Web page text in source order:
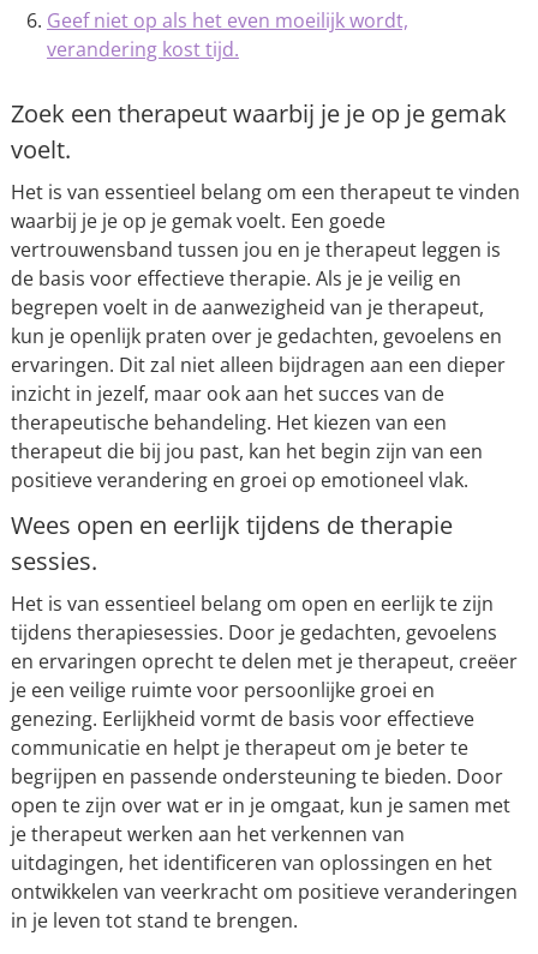
Geef niet op als het even moeilijk wordt,
verandering kost tijd.
Zoek een therapeut waarbij je je op je gemak
voelt.
Het is van essentieel belang om een therapeut te vinden
waarbij je je op je gemak voelt. Een goede
vertrouwensband tussen jou en je therapeut leggen is
de basis voor effectieve therapie. Als je je veilig en
begrepen voelt in de aanwezigheid van je therapeut,
kun je openlijk praten over je gedachten, gevoelens en
ervaringen. Dit zal niet alleen bijdragen aan een dieper
inzicht in jezelf, maar ook aan het succes van de
therapeutische behandeling. Het kiezen van een
therapeut die bij jou past, kan het begin zijn van een
positieve verandering en groei op emotioneel vlak.
Wees open en eerlijk tijdens de therapie
sessies.
Het is van essentieel belang om open en eerlijk te zijn
tijdens therapiesessies. Door je gedachten, gevoelens
en ervaringen oprecht te delen met je therapeut, creëer
je een veilige ruimte voor persoonlijke groei en
genezing. Eerlijkheid vormt de basis voor effectieve
communicatie en helpt je therapeut om je beter te
begrijpen en passende ondersteuning te bieden. Door
open te zijn over wat er in je omgaat, kun je samen met
je therapeut werken aan het verkennen van
uitdagingen, het identificeren van oplossingen en het
ontwikkelen van veerkracht om positieve veranderingen
in je leven tot stand te brengen.